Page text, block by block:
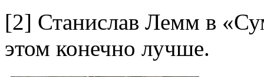
[2] Станислав Лемм в
этом конечно лучше.